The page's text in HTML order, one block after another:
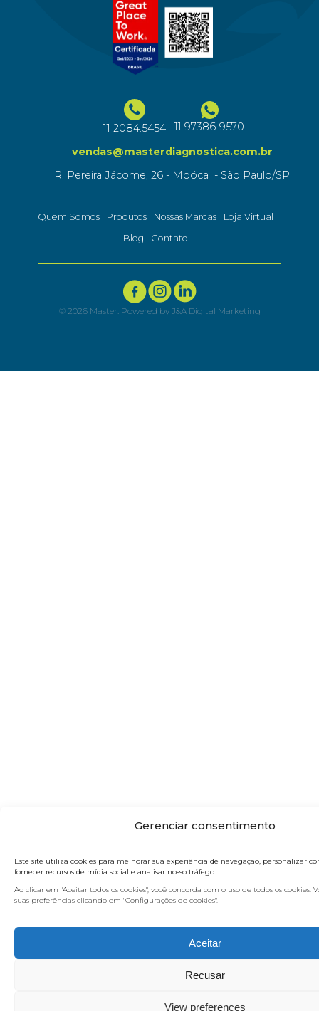
Gerenciar consentimento
Este site utiliza cookies para melhorar sua experiência de navegação, personalizar
fornecer recursos de mídia social e analisar nosso tráfego.
Ao clicar em "Aceitar todos os cookies", você concorda com o uso de todos os cookies.
suas preferências clicando em "Configurações de cookies".
Aceitar
Recusar
View preferences
Quem Somos Produtos Nossas Marcas
Loja Virtual
Blog
Contato
© 2026Master. Powered by J&A Digital Marketing
11 2084.5454
11 97386-9570
vendas@masterdiagnostica.com.br
R. Pereira Jácome, 26 - Moóca - São Paulo/SP